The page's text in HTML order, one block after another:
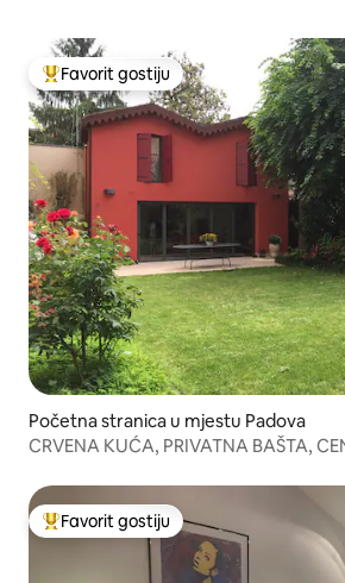
Glavni favorit gostiju
Favorit gostiju
Početna stranica u mjestu Padova
CRVENA KUĆA, PRIVATNA BAŠTA,
Glavni favorit gostiju
Favorit gostiju